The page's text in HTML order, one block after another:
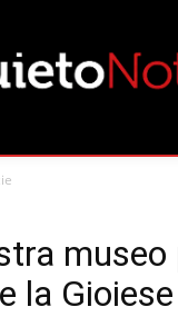
museo
la Gioiese